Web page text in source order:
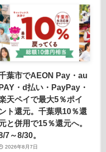
葉市でAEON Pay・au
・d払い・PayPay・
天ペイで最大5％ポイ
ント還元。千葉県10％還
と併用で15％還元へ。
7～8/30。
2026年8月7日